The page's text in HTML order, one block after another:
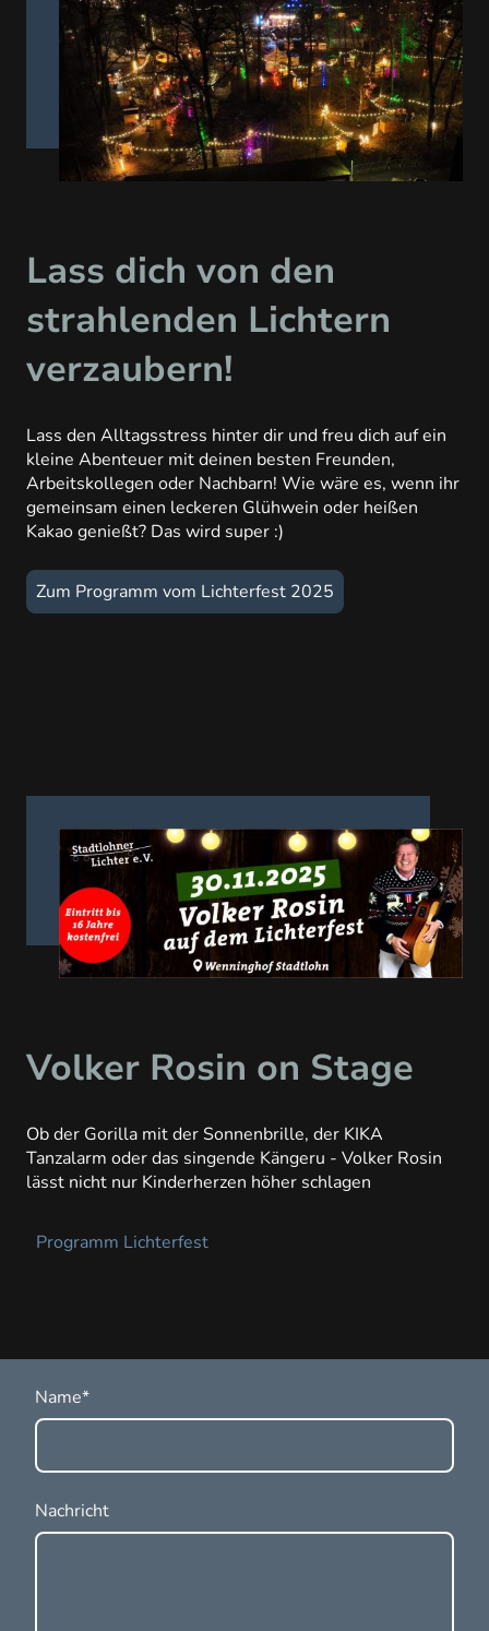
Lass dich von den
strahlenden Lichtern
verzaubern!
Lass den Alltagsstress hinter dir und freu dich auf ein
kleine Abenteuer mit deinen besten Freunden,
Arbeitskollegen oder Nachbarn! Wie wäre es, wenn ihr
gemeinsam einen leckeren Glühwein oder heißen
Kakao genießt? Das wird super :)
Zum Programm vom Lichterfest 2025
Volker Rosin on Stage
Ob der Gorilla mit der Sonnenbrille, der KIKA
Tanzalarm oder das singende Kängeru - Volker Rosin
lässt nicht nur Kinderherzen höher schlagen
Programm Lichterfest
Name*
Nachricht